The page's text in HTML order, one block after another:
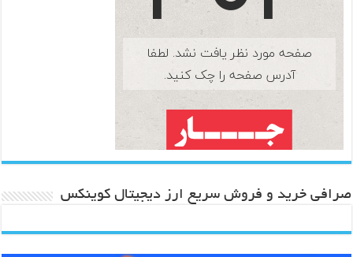
صرافی خرید و فروش سریع ارز دیجیتال کوینکس